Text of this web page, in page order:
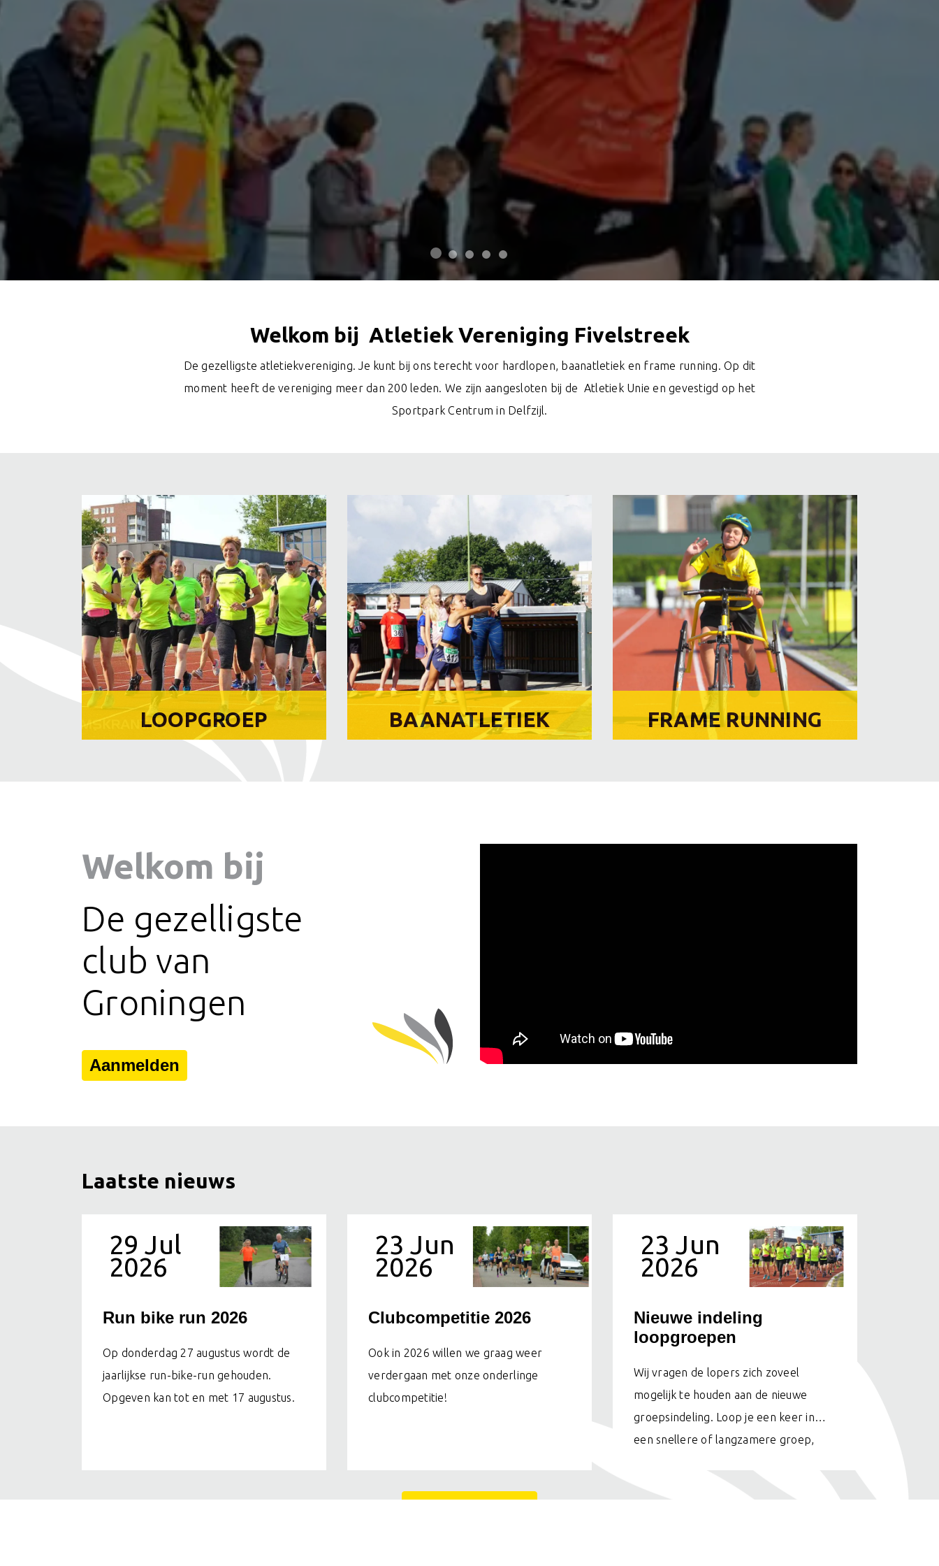
Welkom bij Atletiek Vereniging Fivelstreek
De gezelligste atletiekvereniging. Je kunt bij ons terecht voor hardlopen, baanatletiek en frame running. Op dit
moment heeft de vereniging meer dan 200 leden. We zijn aangesloten bij de Atletiek Unie en gevestigd op het
Sportpark Centrum in Delfzijl.
LOOPGROEP BAANATLETIEK FRAME RUNNING
Welkom bij
De gezelligste
club van
Groningen
Aanmelden
Laatste nieuws
Run bike run 2026
Op donderdag 27 augustus wordt de
jaarlijkse run-bike-run gehouden.
Opgeven kan tot en met 17 augustus.
29 Jul
2026
Clubcompetitie 2026
Ook in 2026 willen we graag weer
verdergaan met onze onderlinge
clubcompetitie!
23 Jun
2026
Nieuwe indeling
loopgroepen
Wij vragen de lopers zich zoveel
mogelijk te houden aan de nieuwe
groepsindeling. Loop je een keer in
een snellere of langzamere groep,
23 Jun
2026